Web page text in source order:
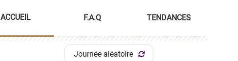
ACCUEIL F.A.Q TENDANCES
Journée aléatoire